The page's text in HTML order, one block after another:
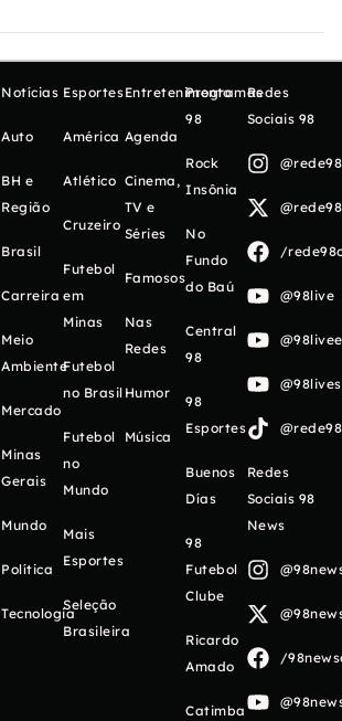
Notícias
Auto
BH e
Região
Brasil
Carreira
Meio
Ambiente
Mercado
Minas
Gerais
Mundo
Política
Tecnologia
Esportes
América
Atlético
Cruzeiro
Futebol
em
Minas
Futebol
no Brasil
Futebol
no
Mundo
Mais
Esportes
Seleção
Brasileira
Entretenimento
Agenda
Cinema,
TV e
Séries
Famosos
Nas
Redes
Humor
Música
Programas
98
Rock
Insônia
No
Fundo
do Baú
Central
98
98
Esportes
Buenos
Días
98
Futebol
Clube
Ricardo
Amado
Catimba
Redes
Sociais 98
/
@98live
Redes
Sociais 98
News
/